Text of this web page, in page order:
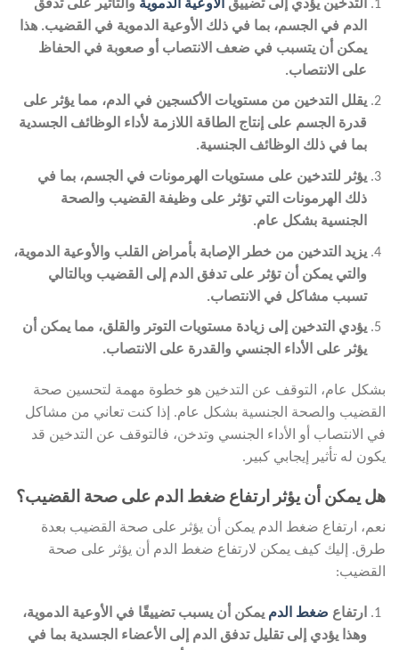
التدخين يؤدي إلى تضييق الأوعية الدموية والتأثير على تدفق
الدم في الجسم، بما في ذلك الأوعية الدموية في القضيب. هذا
يمكن أن يتسبب في ضعف الانتصاب أو صعوبة في الحفاظ
على الانتصاب.
يقلل التدخين من مستويات الأكسجين في الدم، مما يؤثر على
قدرة الجسم على إنتاج الطاقة اللازمة لأداء الوظائف الجسدية
بما في ذلك الوظائف الجنسية.
يؤثر للتدخين على مستويات الهرمونات في الجسم، بما في
ذلك الهرمونات التي تؤثر على وظيفة القضيب والصحة
الجنسية بشكل عام.
يزيد التدخين من خطر الإصابة بأمراض القلب والأوعية الدموية،
والتي يمكن أن تؤثر على تدفق الدم إلى القضيب وبالتالي
تسبب مشاكل في الانتصاب.
يؤدي التدخين إلى زيادة مستويات التوتر والقلق، مما يمكن أن
يؤثر على الأداء الجنسي والقدرة على الانتصاب.
بشكل عام، التوقف عن التدخين هو خطوة مهمة لتحسين صحة
القضيب والصحة الجنسية بشكل عام. إذا كنت تعاني من مشاكل
في الانتصاب أو الأداء الجنسي وتدخن، فالتوقف عن التدخين قد
يكون له تأثير إيجابي كبير.
هل يمكن أن يؤثر ارتفاع ضغط الدم على صحة القضيب؟
نعم، ارتفاع ضغط الدم يمكن أن يؤثر على صحة القضيب بعدة
طرق. إليك كيف يمكن لارتفاع ضغط الدم أن يؤثر على صحة
القضيب:
ارتفاع ضغط الدم يمكن أن يسبب تضييقًا في الأوعية الدموية،
وهذا يؤدي إلى تقليل تدفق الدم إلى الأعضاء الجسدية بما في